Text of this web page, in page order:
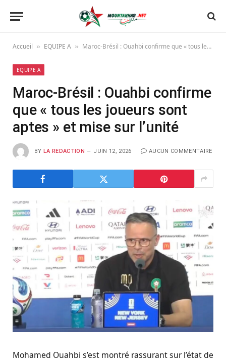
Accueil » EQUIPE A » Maroc-Brésil : Ouahbi confirme que « tous les joueurs sont aptes » et mise sur l’unité
EQUIPE A
Maroc-Brésil : Ouahbi confirme
que « tous les joueurs sont
aptes » et mise sur l’unité
BY LA REDACTION JUIN 12, 2026 AUCUN COMMENTAIRE
Mohamed Ouahbi s’est montré rassurant sur l’état de